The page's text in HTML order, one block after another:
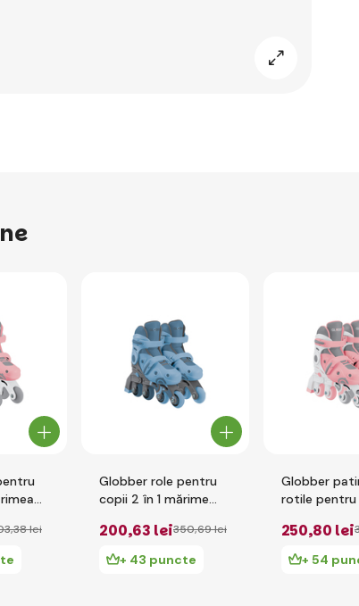
,38 lei
Globber role pentru
copii 2 în 1 mărime
Blue
200,63 lei350,69 lei
+ 43 puncte
Globber
rotile pentru
Pastel Pink
250,80 lei
+ 54